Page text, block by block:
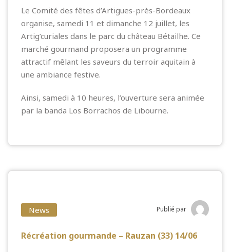
Le Comité des fêtes d’Artigues-près-Bordeaux
organise, samedi 11 et dimanche 12 juillet, les
Artig’curiales dans le parc du château Bétailhe. Ce
marché gourmand proposera un programme
attractif mêlant les saveurs du terroir aquitain à
une ambiance festive.
Ainsi, samedi à 10 heures, l’ouverture sera animée
par la banda Los Borrachos de Libourne.
News Publié par
Récréation gourmande – Rauzan (33) 14/06